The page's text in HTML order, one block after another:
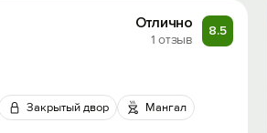
Отлично
1 отзыв
8.5
Закрытый двор Мангал